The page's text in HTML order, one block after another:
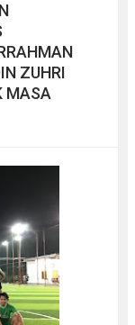
ZUHRI
MASA